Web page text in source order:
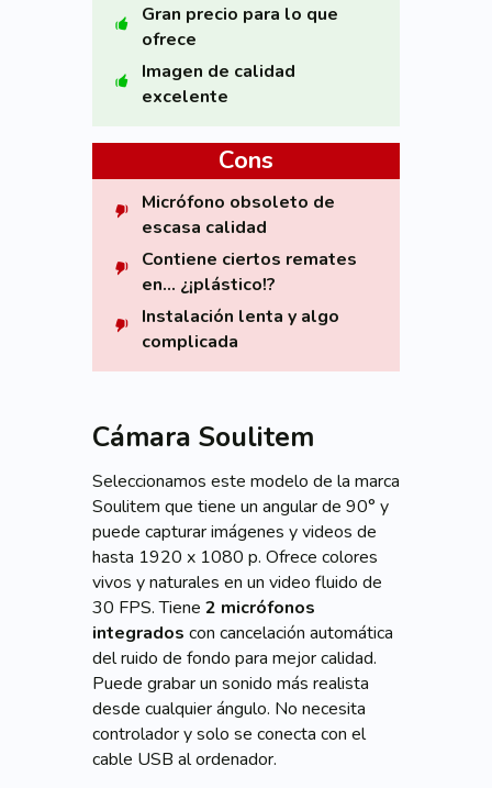
Gran precio para lo que
ofrece
Imagen de calidad
excelente
Cons
Micrófono obsoleto de
escasa calidad
Contiene ciertos remates
en… ¿¡plástico!?
Instalación lenta y algo
complicada
Cámara Soulitem
Seleccionamos este modelo de la marca
Soulitem que tiene un angular de 90° y
puede capturar imágenes y videos de
hasta 1920 x 1080 p. Ofrece colores
vivos y naturales en un video fluido de
30 FPS. Tiene 2 micrófonos
integrados con cancelación automática
del ruido de fondo para mejor calidad.
Puede grabar un sonido más realista
desde cualquier ángulo. No necesita
controlador y solo se conecta con el
cable USB al ordenador.